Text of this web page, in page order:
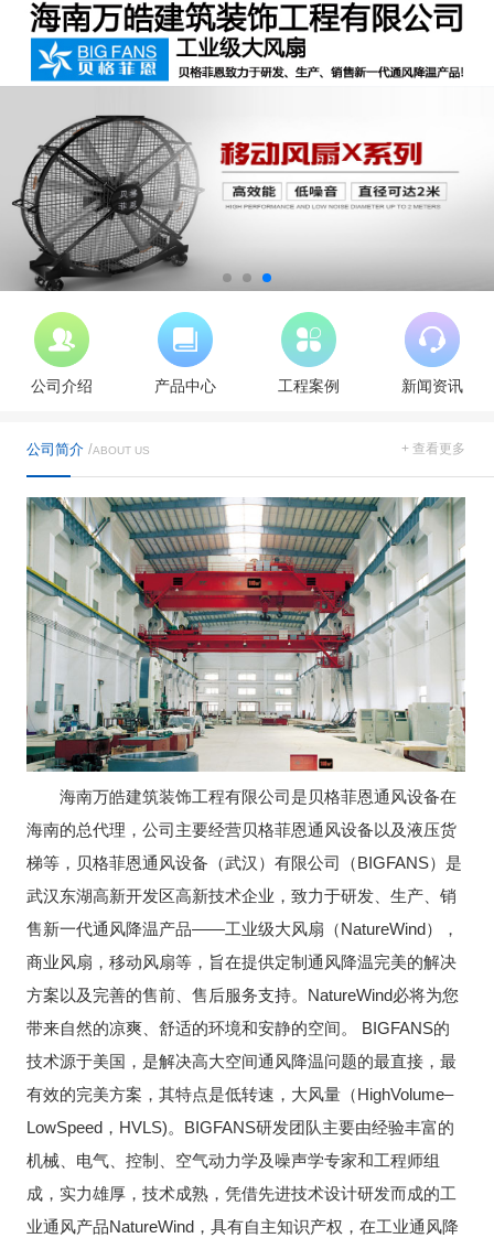
公司介绍 产品中心 工程案例 新闻资讯
公司简介 /ABOUT US + 查看更多
海南万皓建筑装饰工程有限公司是贝格菲恩通风设备在
海南的总代理，公司主要经营贝格菲恩通风设备以及液压货
梯等，贝格菲恩通风设备（武汉）有限公司（BIGFANS）是
武汉东湖高新开发区高新技术企业，致力于研发、生产、销
售新一代通风降温产品——工业级大风扇（NatureWind），
商业风扇，移动风扇等，旨在提供定制通风降温完美的解决
方案以及完善的售前、售后服务支持。NatureWind必将为您
带来自然的凉爽、舒适的环境和安静的空间。 BIGFANS的
技术源于美国，是解决高大空间通风降温问题的最直接，最
有效的完美方案，其特点是低转速，大风量（HighVolume–
LowSpeed，HVLS)。BIGFANS研发团队主要由经验丰富的
机械、电气、控制、空气动力学及噪声学专家和工程师组
成，实力雄厚，技术成熟，凭借先进技术设计研发而成的工
业通风产品NatureWind，具有自主知识产权，在工业通风降